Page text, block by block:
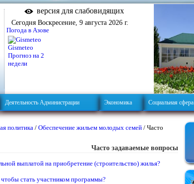
версия для слабовидящих
Сегодня Воскресение, 9 августа 2026 г.
Погода в Азове
Gismeteo
Прогноз на 2
недели
Деятельность Администрации Экономика Социальная сфера
политика / Обеспечение жильем молодых семей / Часто
Часто задаваемые вопросы
выплатой на приобретение (строительство) жилья?
стать участником программы?